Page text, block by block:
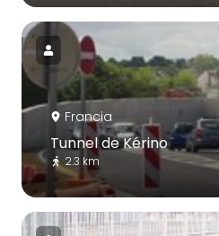
Francia
Tunnel de Kérino
2.3 km